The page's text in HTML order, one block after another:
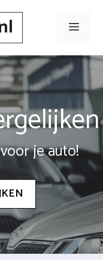
Menu
je auto!